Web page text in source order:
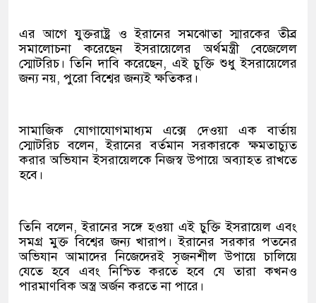
এর আগে যুক্তরাষ্ট্র ও ইরানের সমঝোতা স্মারকের তীব্র
সমালোচনা করেছেন ইসরায়েলের অর্থমন্ত্রী বেজেলেল
স্মোটরিচ। তিনি দাবি করেছেন, এই চুক্তি শুধু ইসরায়েলের
জন্য নয়, পুরো বিশ্বের জন্যই ক্ষতিকর।
সামাজিক যোগাযোগমাধ্যম এক্সে দেওয়া এক বার্তায়
স্মোটরিচ বলেন, ইরানের বর্তমান সরকারকে ক্ষমতাচ্যুত
করার অভিযান ইসরায়েলকে নিজস্ব উপায়ে অব্যাহত রাখতে
হবে।
তিনি বলেন, ইরানের সঙ্গে হওয়া এই চুক্তি ইসরায়েল এবং
সমগ্র মুক্ত বিশ্বের জন্য খারাপ। ইরানের সরকার পতনের
অভিযান আমাদের নিজেদেরই সৃজনশীল উপায়ে চালিয়ে
যেতে হবে এবং নিশ্চিত করতে হবে যে তারা কখনও
পারমাণবিক অস্ত্র অর্জন করতে না পারে।